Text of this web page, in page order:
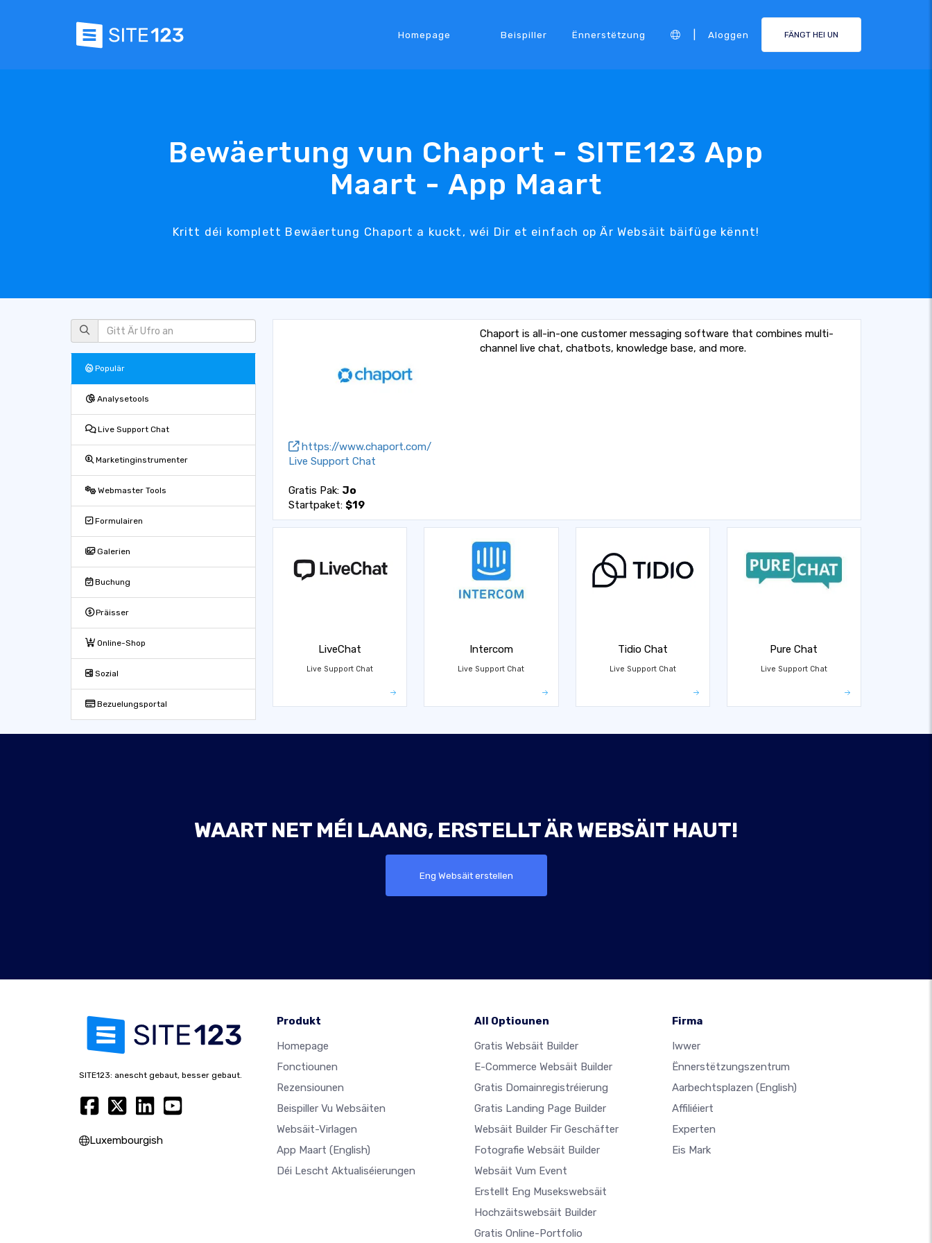
Homepage Beispiller Ënnerstëtzung Aloggen FÄNGT HEI UN
Bewäertung vun Chaport - SITE123 App
Maart - App Maart
Kritt déi komplett Bewäertung Chaport a kuckt, wéi Dir et einfach op Är Websäit bäifüge kënnt!
Populär
Analysetools
Live Support Chat
Marketinginstrumenter
Webmaster Tools
Formulairen
Galerien
Buchung
Präisser
Online-Shop
Sozial
Bezuelungsportal
https://www.chaport.com/
Live Support Chat
Gratis Pak: Jo
Startpaket: $19
Chaport is all-in-one customer messaging software that combines multi-
channel live chat, chatbots, knowledge base, and more.
LiveChat
Live Support Chat
Intercom
Live Support Chat
Tidio Chat
Live Support Chat
Pure Chat
Live Support Chat
WAART NET MÉI LAANG, ERSTELLT ÄR WEBSÄIT HAUT!
Eng Websäit erstellen
SITE123: anescht gebaut, besser gebaut.
Luxembourgish
Produkt
Homepage
Fonctiounen
Rezensiounen
Beispiller Vu Websäiten
Websäit-Virlagen
App Maart (English)
Déi Lescht Aktualiséierungen
All Optiounen
Gratis Websäit Builder
E-Commerce Websäit Builder
Gratis Domainregistréierung
Gratis Landing Page Builder
Websäit Builder Fir Geschäfter
Fotografie Websäit Builder
Websäit Vum Event
Erstellt Eng Musekswebsäit
Hochzäitswebsäit Builder
Gratis Online-Portfolio
Firma
Iwwer
Ënnerstëtzungszentrum
Aarbechtsplazen (English)
Affiliéiert
Experten
Eis Mark